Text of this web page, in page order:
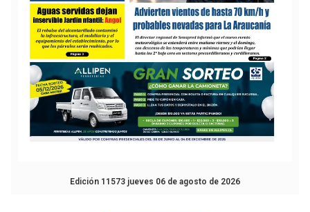
Edición 11573 jueves 06 de agosto de 2026